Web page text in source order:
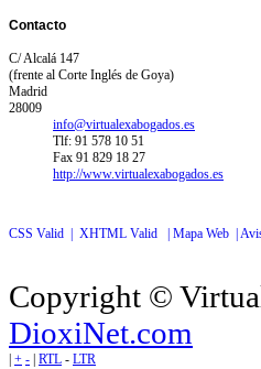
Contacto
C/ Alcalá 147
(frente al Corte Inglés de Goya)
Madrid
28009
info@virtualexabogados.es
Tlf: 91 578 10 51
Fax 91 829 18 27
http://www.virtualexabogados.es
CSS Valid | XHTML Valid | Mapa Web |
Copyright ©
DioxiNet.com
| + - | RTL - LTR